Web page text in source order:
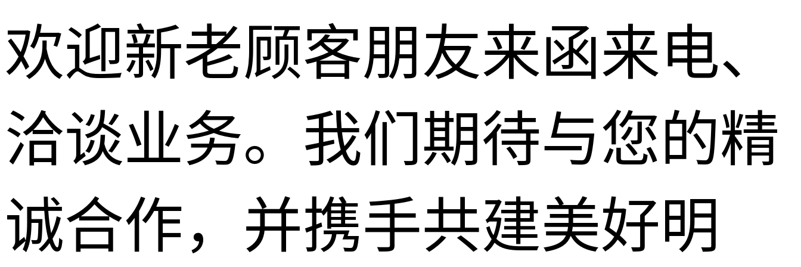
欢迎新老顾客朋友来函来电、
洽谈业务。我们期待与您的精
诚合作，并携手共建美好明